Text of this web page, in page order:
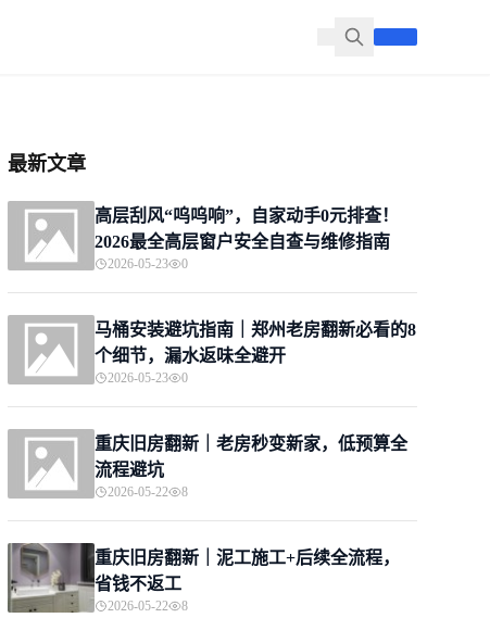
最新文章
高层刮风“呜呜响”，自家动手0元排查！
2026最全高层窗户安全自查与维修指南
2026-05-23 0
马桶安装避坑指南｜郑州老房翻新必看的8
个细节，漏水返味全避开
2026-05-23 0
重庆旧房翻新｜老房秒变新家，低预算全
流程避坑
2026-05-22 8
重庆旧房翻新｜泥工施工+后续全流程，
省钱不返工
2026-05-22 8